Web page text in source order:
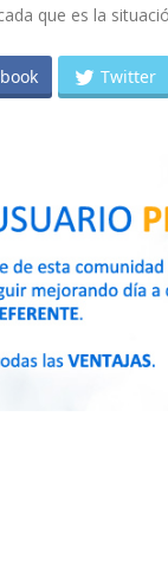
que es la
Twitter